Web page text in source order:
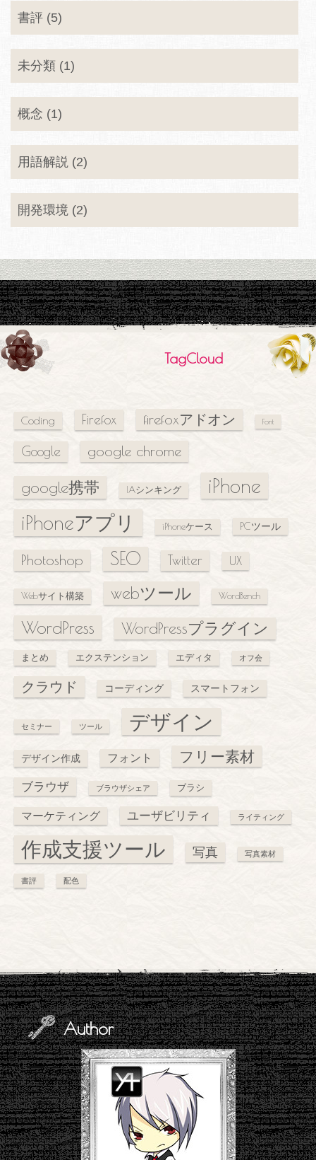
書評 (5)
未分類 (1)
概念 (1)
用語解説 (2)
開発環境 (2)
TagCloud
Coding Firefox firefoxアドオン Font
Google google chrome
google携帯 IAシンキング
iPhone
iPhoneアプリ
iPhoneケース PCツール
Photoshop SEO Twitter UX
Webサイト構築 webツール WordBench
WordPress WordPressプラグイン
まとめ エクステンション エディタ オフ会
クラウド コーディング スマートフォン
セミナー ツール デザイン
デザイン作成 フォント フリー素材
ブラウザ ブラウザシェア ブラシ
マーケティング ユーザビリティ ライティング
作成支援ツール 写真 写真素材
書評 配色
Author